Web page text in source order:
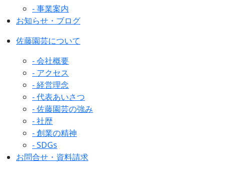
- 事業案内
お知らせ・ブログ
佐藤園芸について
- 会社概要
- アクセス
- 経営理念
- 代表あいさつ
- 佐藤園芸の強み
- 社歴
- 創業の精神
- SDGs
お問合せ・資料請求